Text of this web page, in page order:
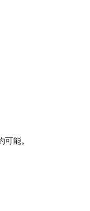
能。